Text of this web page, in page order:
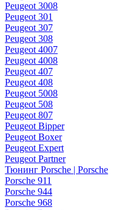
Peugeot 3008
Peugeot 301
Peugeot 307
Peugeot 308
Peugeot 4007
Peugeot 4008
Peugeot 407
Peugeot 408
Peugeot 5008
Peugeot 508
Peugeot 807
Peugeot Bipper
Peugeot Boxer
Peugeot Expert
Peugeot Partner
Тюнинг Porsche | Porsche
Porsche 911
Porsche 944
Porsche 968